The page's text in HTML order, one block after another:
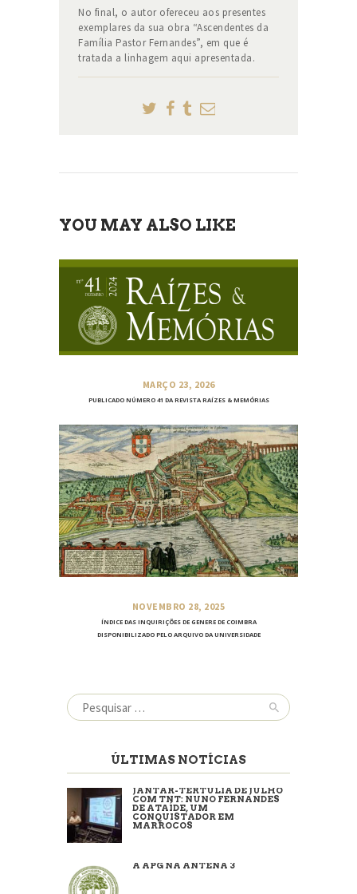
No final, o autor ofereceu aos presentes
exemplares da sua obra “Ascendentes da
Família Pastor Fernandes”, em que é
tratada a linhagem aqui apresentada.
YOU MAY ALSO LIKE
MARÇO 23, 2026
PUBLICADO NÚMERO 41 DA REVISTA RAÍZES & MEMÓRIAS
NOVEMBRO 28, 2025
ÍNDICE DAS INQUIRIÇÕES DE GENERE DE COIMBRA
DISPONIBILIZADO PELO ARQUIVO DA UNIVERSIDADE
Pesquisar
por:
ÚLTIMAS NOTÍCIAS
JANTAR-TERTÚLIA DE JULHO
COM TNT: NUNO FERNANDES
DE ATAÍDE, UM
CONQUISTADOR EM
MARROCOS
A APG NA ANTENA 3